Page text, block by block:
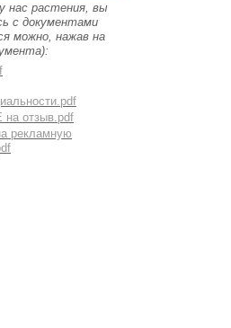
нас растения, вы
с документами
можно, нажав на
отзыв.pdf
рекламную